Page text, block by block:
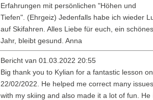
Erfahrungen mit persönlichen "Höhen und
Tiefen". (Ehrgeiz) Jedenfalls habe ich wieder
auf Skifahren. Alles Liebe für euch, ein
Jahr, bleibt gesund. Anna
Bericht van 01.03.2022 20:55
Big thank you to Kylian for a fantastic lesson on
22/02/2022. He helped me correct many
with my skiing and also made it a lot of fun. He